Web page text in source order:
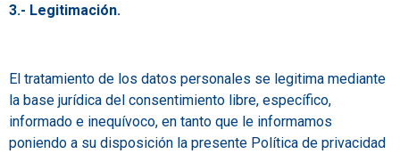
3.- Legitimación.
El tratamiento de los datos personales se legitima mediante
la base jurídica del consentimiento libre, específico,
informado e inequívoco, en tanto que le informamos
poniendo a su disposición la presente Política de privacidad